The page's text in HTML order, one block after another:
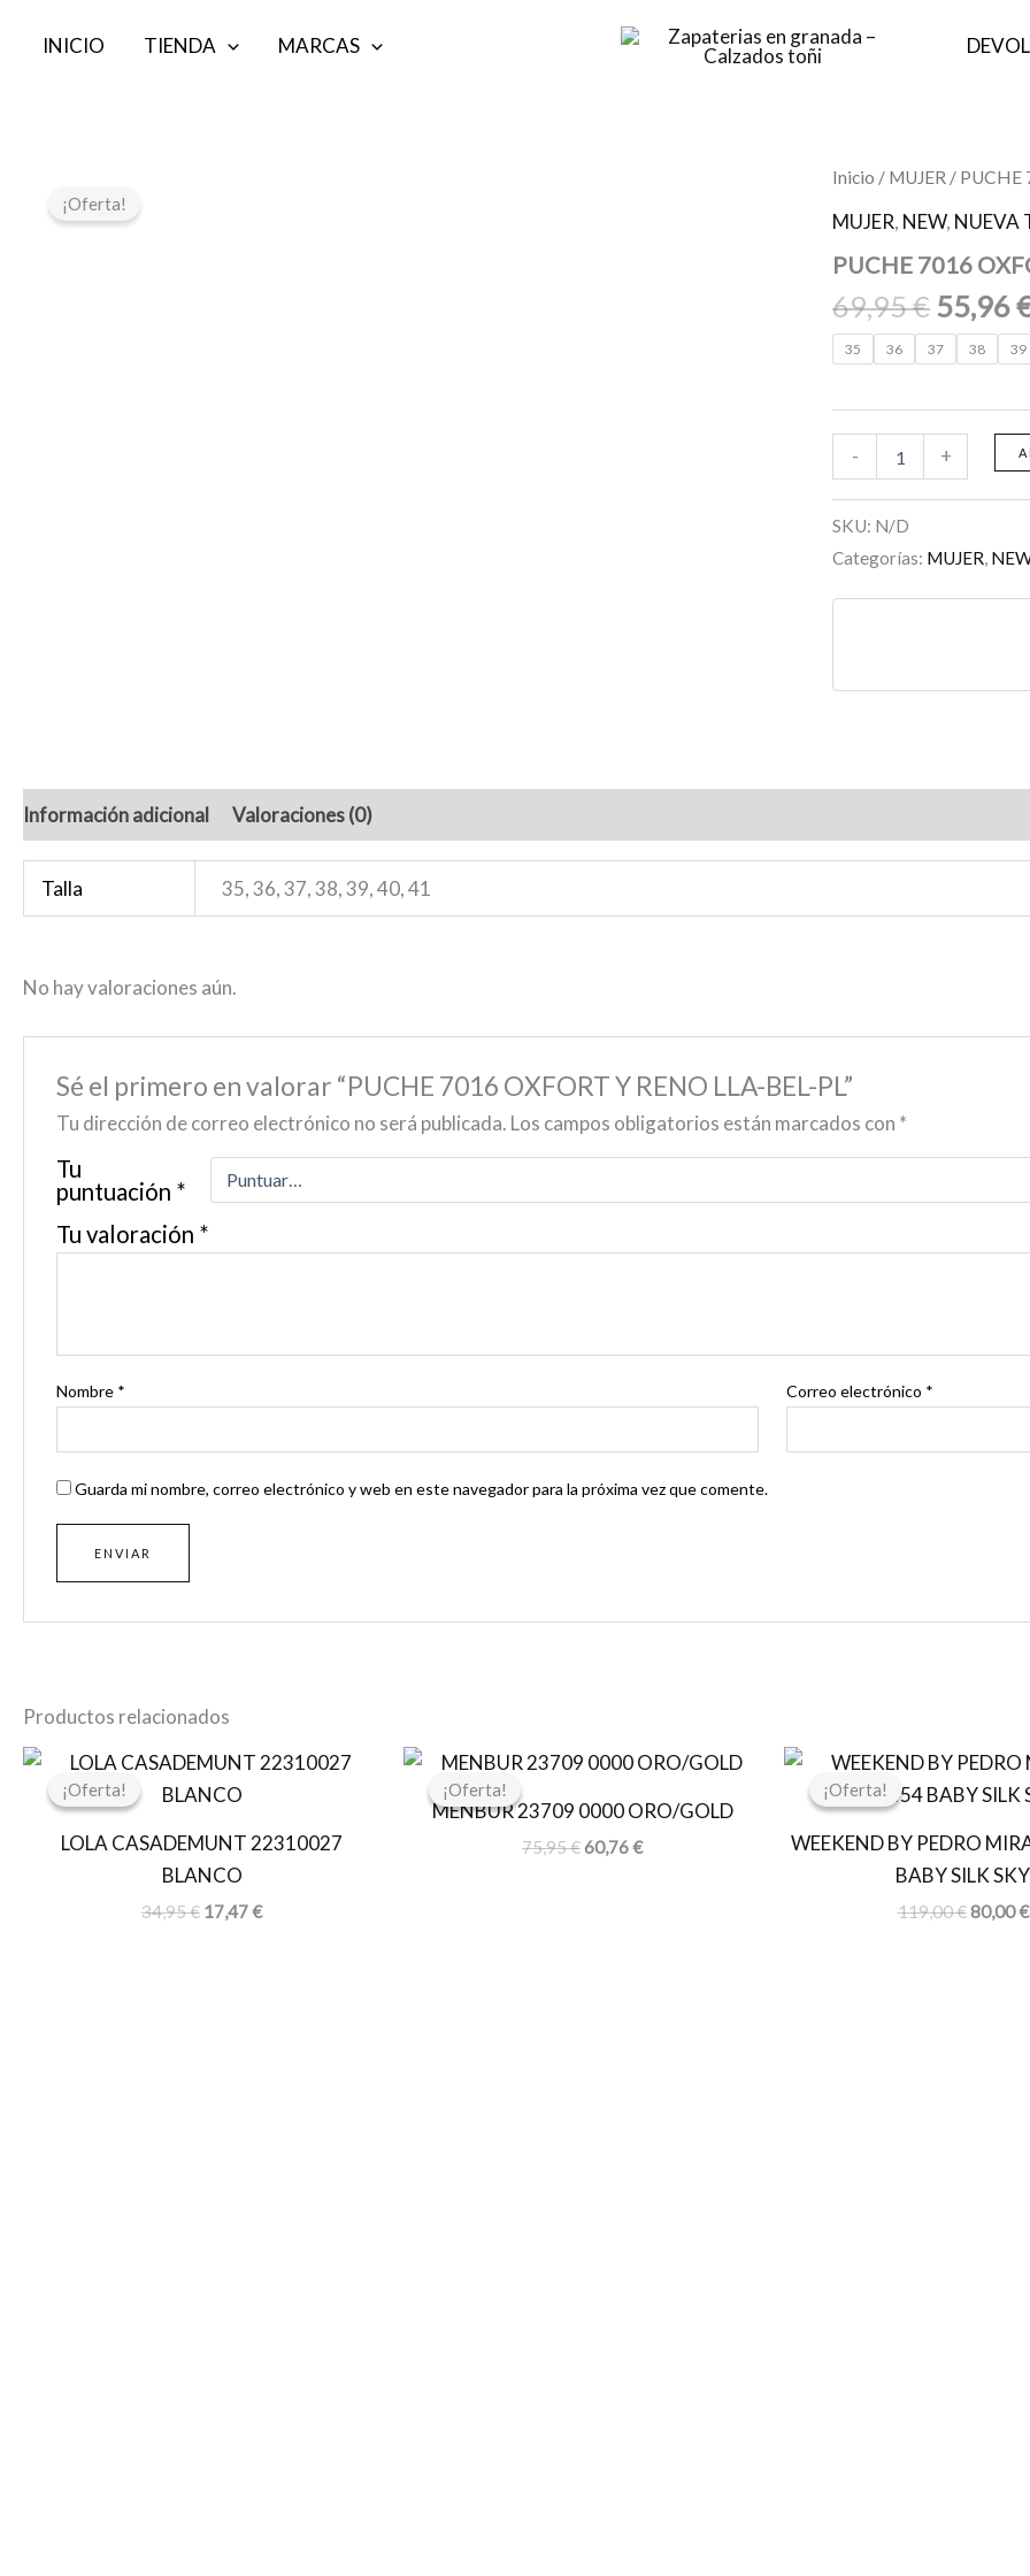
INICIO TIENDA MARCAS
¡Oferta!
Inicio / MUJER / PUCHE
MUJER, NEW, NUEVA
PUCHE 7016
69,95€
El
precio
original
era:
69,95
55,96
35 36 37 38 39
-
PUCHE
OXFORT
RENO
BEL-
PL
cantidad
+
SKU: N/D
Categorías: MUJER,
Información adicional Valoraciones (0)
Talla 35, 36, 37, 38, 39, 40, 41
No hay valoraciones aún.
Sé el primero en valorar “PUCHE 7016 OXFORT Y RENO LLA-BEL-PL”
Tu dirección de correo electrónico no será publicada. Los campos obligatorios están marcados con *
Tu
puntuación *
Tu valoración *
Nombre * Correo electrónico *
Guarda mi nombre, correo electrónico y web en este navegador para la próxima vez que comente.
Productos relacionados
¡Oferta!
¡Oferta!
LOLA CASADEMUNT 22310027
BLANCO
34,95€
El
original
34,95 €.
17,47€
El
17,47 €.
¡Oferta!
¡Oferta!
MENBUR 23709 0000 ORO/GOLD
75,95€
El
original
era:
75,95 €.
60,76€
El
precio
actual
es:
60,76 €.
¡Oferta!
¡Oferta!
WEEKEND BY PEDRO
BABY SILK SKY
119,00€
El
original
119,00
80,00€